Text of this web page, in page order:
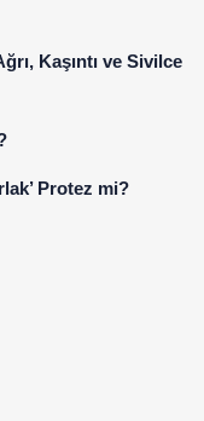
Kaşıntı ve Sivilce
Protez mi?